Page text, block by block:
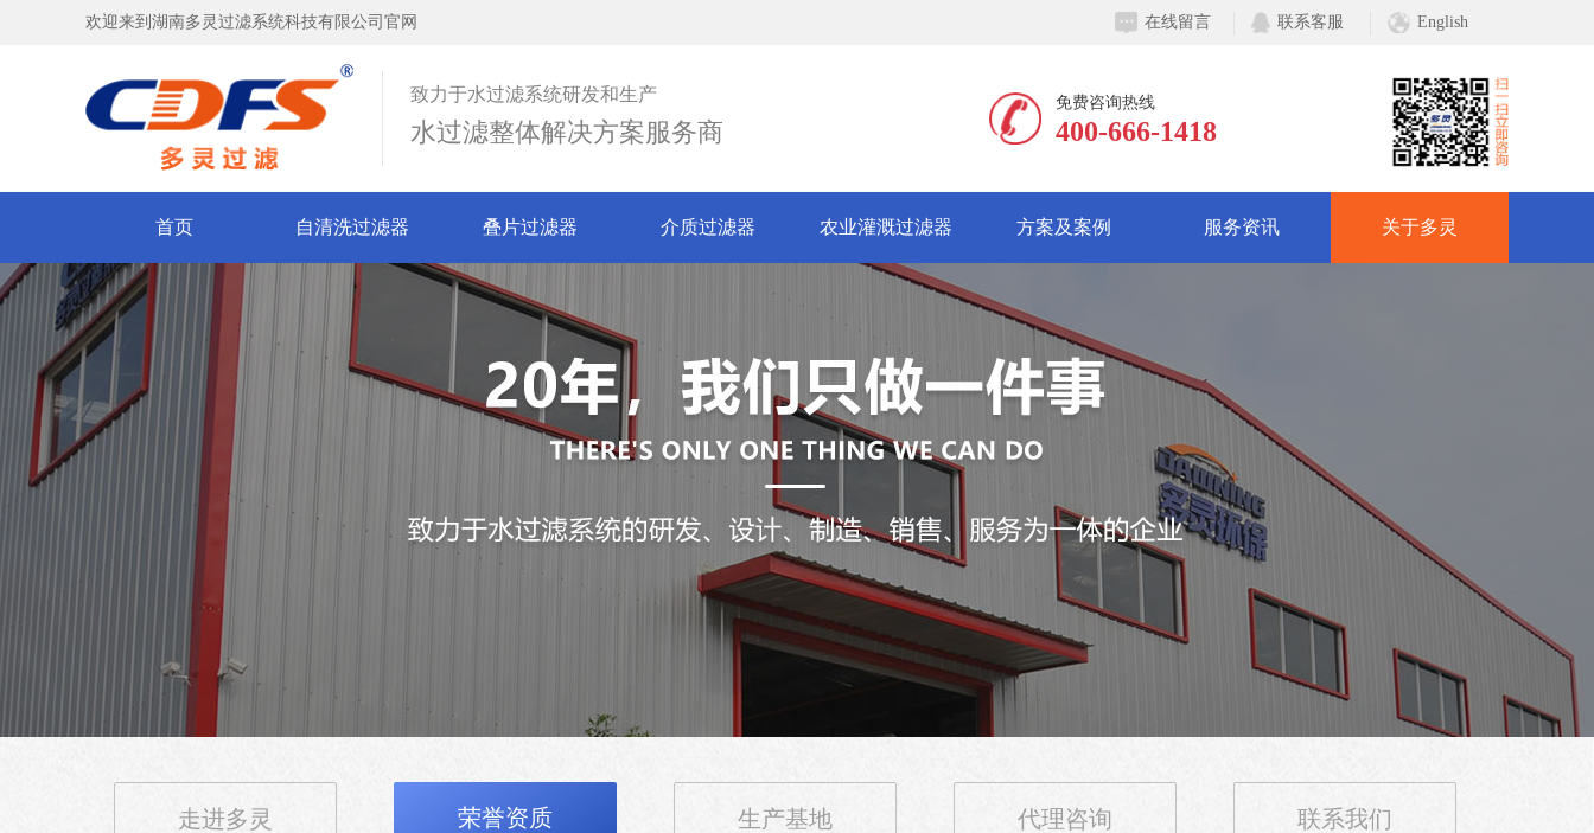
欢迎来到湖南多灵过滤系统科技有限公司官网 在线留言 联系客服 English
致力于水过滤系统研发和生产
水过滤整体解决方案服务商
免费咨询热线
400-666-1418
首页 自清洗过滤器 叠片过滤器 介质过滤器 农业灌溉过滤器 方案及案例 服务资讯 关于多灵
走进多灵 荣誉资质 生产基地 代理咨询 联系我们